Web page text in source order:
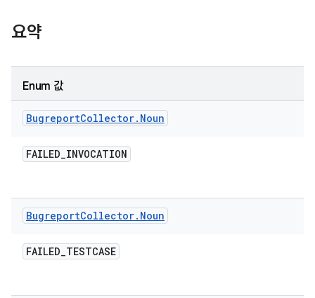
요약
Enum 값
BugreportCollector. Noun
FAILED_INVOCATION
BugreportCollector. Noun
FAILED_TESTCASE